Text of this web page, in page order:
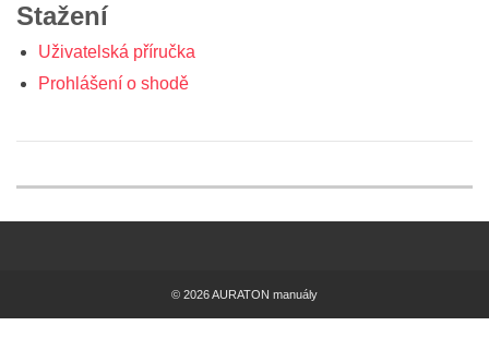
Stažení
Uživatelská příručka
Prohlášení o shodě
© 2026 AURATON manuály